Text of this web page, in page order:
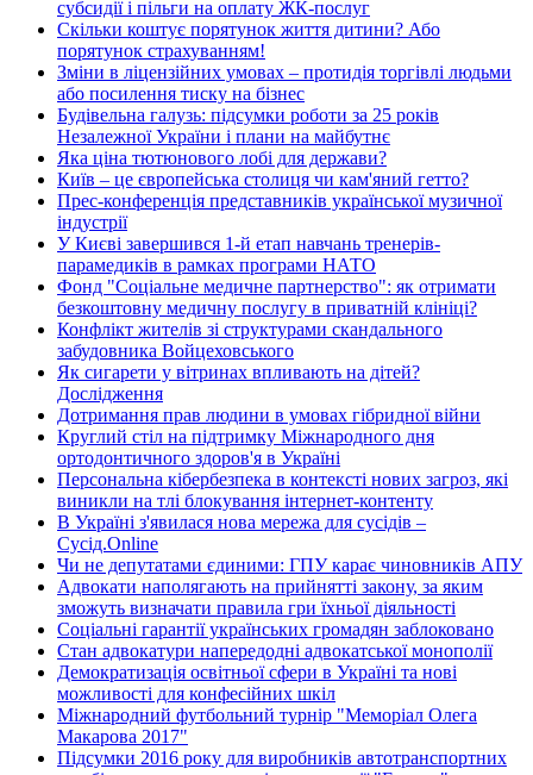
субсидії і пільги на оплату ЖК-послуг
Скільки коштує порятунок життя дитини? Або
порятунок страхуванням!
Зміни в ліцензійних умовах – протидія торгівлі людьми
або посилення тиску на бізнес
Будівельна галузь: підсумки роботи за 25 років
Незалежної України і плани на майбутнє
Яка ціна тютюнового лобі для держави?
Київ – це європейська столиця чи кам'яний гетто?
Прес-конференція представників української музичної
індустрії
У Києві завершився 1-й етап навчань тренерів-
парамедиків в рамках програми НАТО
Фонд "Соціальне медичне партнерство": як отримати
безкоштовну медичну послугу в приватній клініці?
Конфлікт жителів зі структурами скандального
забудовника Войцеховського
Як сигарети у вітринах впливають на дітей?
Дослідження
Дотримання прав людини в умовах гібридної війни
Круглий стіл на підтримку Міжнародного дня
ортодонтичного здоров'я в Україні
Персональна кібербезпека в контексті нових загроз, які
виникли на тлі блокування інтернет-контенту
В Україні з'явилася нова мережа для сусідів –
Сусід.Online
Чи не депутатами єдиними: ГПУ карає чиновників АПУ
Адвокати наполягають на прийнятті закону, за яким
зможуть визначати правила гри їхньої діяльності
Соціальні гарантії українських громадян заблоковано
Стан адвокатури напередодні адвокатської монополії
Демократизація освітньої сфери в Україні та нові
можливості для конфесійних шкіл
Міжнародний футбольний турнір "Меморіал Олега
Макарова 2017"
Підсумки 2016 року для виробників автотранспортних